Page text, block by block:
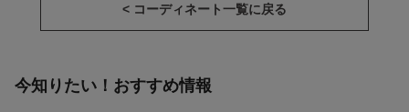
< コーディネート一覧に戻る
今知りたい！おすすめ情報